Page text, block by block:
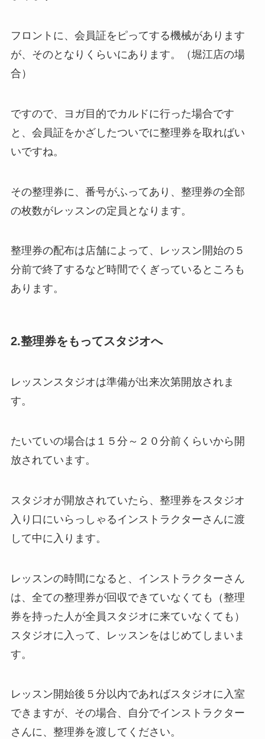
フロントに、会員証をピってする機械があります
が、そのとなりくらいにあります。（堀江店の場
合）
ですので、ヨガ目的でカルドに行った場合です
と、会員証をかざしたついでに整理券を取ればい
いですね。
その整理券に、番号がふってあり、整理券の全部
の枚数がレッスンの定員となります。
整理券の配布は店舗によって、レッスン開始の５
分前で終了するなど時間でくぎっているところも
あります。
2.整理券をもってスタジオへ
レッスンスタジオは準備が出来次第開放されま
す。
たいていの場合は１５分～２０分前くらいから開
放されています。
スタジオが開放されていたら、整理券をスタジオ
入り口にいらっしゃるインストラクターさんに渡
して中に入ります。
レッスンの時間になると、インストラクターさん
は、全ての整理券が回収できていなくても（整理
券を持った人が全員スタジオに来ていなくても）
スタジオに入って、レッスンをはじめてしまいま
す。
レッスン開始後５分以内であればスタジオに入室
できますが、その場合、自分でインストラクター
さんに、整理券を渡してください。